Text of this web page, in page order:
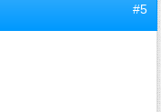
#5